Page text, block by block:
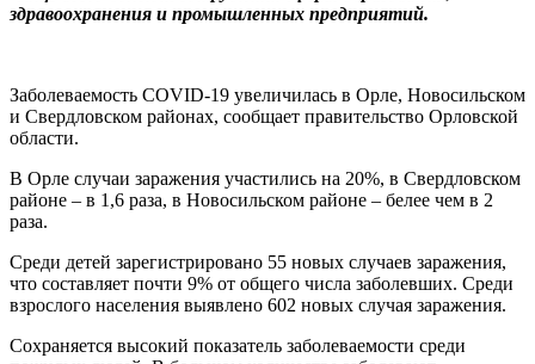
здравоохранения и промышленных предприятий.
Заболеваемость COVID-19 увеличилась в Орле, Новосильском
и Свердловском районах, сообщает правительство Орловской
области.
В Орле случаи заражения участились на 20%, в Свердловском
районе – в 1,6 раза, в Новосильском районе – белее чем в 2
раза.
Среди детей зарегистрировано 55 новых случаев заражения,
что составляет почти 9% от общего числа заболевших. Среди
взрослого населения выявлено 602 новых случая заражения.
Сохраняется высокий показатель заболеваемости среди